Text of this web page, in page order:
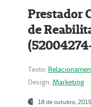
Prestador
de
Texto:
Design: Marketing
18 de outubro, 2019